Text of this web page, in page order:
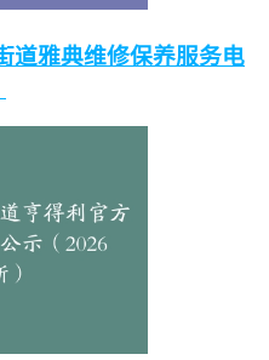
道雅典维修保养服务电